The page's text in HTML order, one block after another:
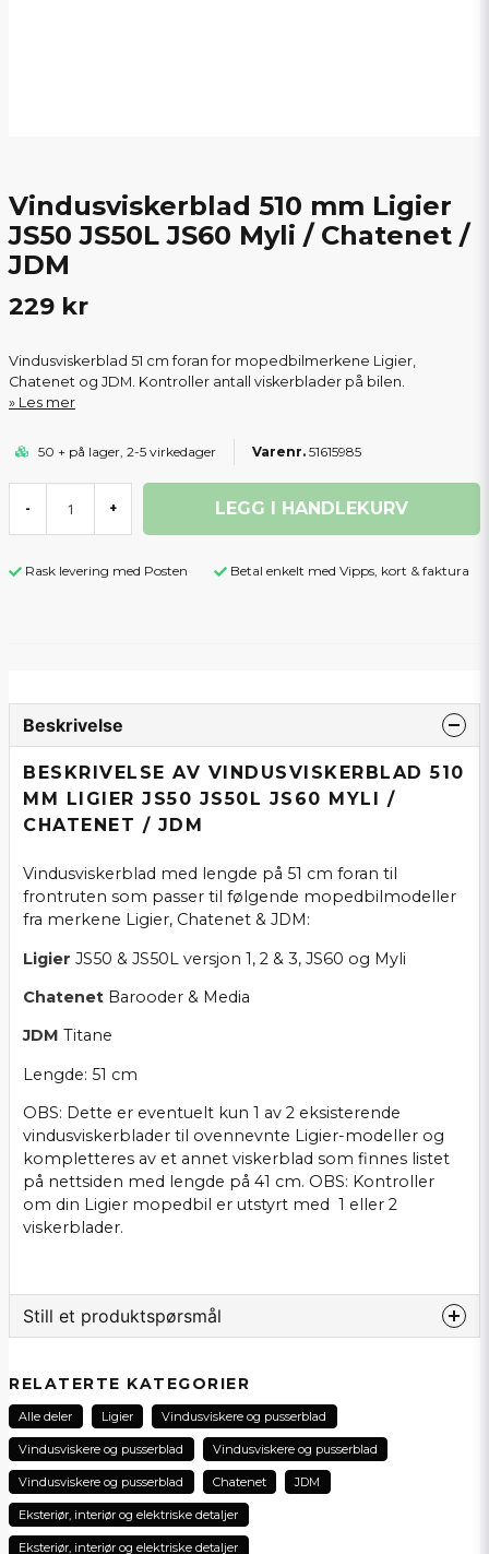
Vindusviskerblad 510 mm Ligier
JS50 JS50L JS60 Myli / Chatenet /
JDM
229 kr
Vindusviskerblad 51 cm foran for mopedbilmerkene Ligier,
Chatenet og JDM. Kontroller antall viskerblader på bilen.
Les mer
50 + på lager, 2-5 virkedager 51615985
- + LEGG I HANDLEKURV
Rask levering med Posten Betal enkelt med Vipps, kort & faktura
Beskrivelse
BESKRIVELSE AV VINDUSVISKERBLAD 510
MM LIGIER JS50 JS50L JS60 MYLI /
CHATENET / JDM
Vindusviskerblad med lengde på 51 cm foran til
frontruten som passer til følgende mopedbilmodeller
fra merkene Ligier, Chatenet & JDM:
Ligier JS50 & JS50L versjon 1, 2 & 3, JS60 og Myli
Chatenet Barooder & Media
JDM Titane
Lengde: 51 cm
OBS: Dette er eventuelt kun 1 av 2 eksisterende
vindusviskerblader til ovennevnte Ligier-modeller og
kompletteres av et annet viskerblad som finnes listet
på nettsiden med lengde på 41 cm. OBS: Kontroller
om din Ligier mopedbil er utstyrt med 1 eller 2
viskerblader.
Still et produktspørsmål
Spør oss noe om dette produktet...
name
Navn
RELATERTE KATEGORIER
Alle deler Ligier Vindusviskere og pusserblad
Vindusviskere og pusserblad Vindusviskere og pusserblad
Vindusviskere og pusserblad Chatenet JDM
Eksteriør, interiør og elektriske detaljer
Eksteriør, interiør og elektriske detaljer